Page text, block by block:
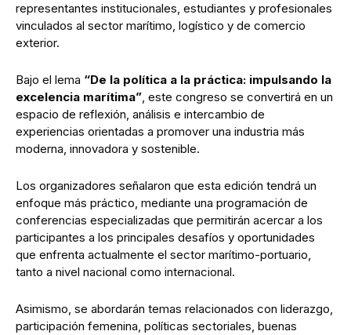
representantes institucionales, estudiantes y profesionales
vinculados al sector marítimo, logístico y de comercio
exterior.
Bajo el lema “De la política a la práctica: impulsando la
excelencia marítima”, este congreso se convertirá en un
espacio de reflexión, análisis e intercambio de
experiencias orientadas a promover una industria más
moderna, innovadora y sostenible.
Los organizadores señalaron que esta edición tendrá un
enfoque más práctico, mediante una programación de
conferencias especializadas que permitirán acercar a los
participantes a los principales desafíos y oportunidades
que enfrenta actualmente el sector marítimo-portuario,
tanto a nivel nacional como internacional.
Asimismo, se abordarán temas relacionados con liderazgo,
participación femenina, políticas sectoriales, buenas